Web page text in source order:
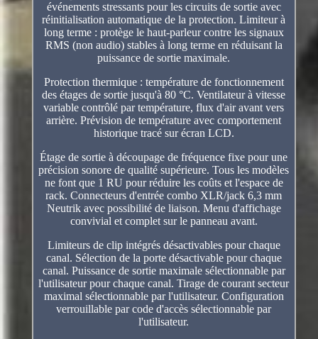
événements stressants pour les circuits de sortie avec
réinitialisation automatique de la protection. Limiteur à
long terme : protège le haut-parleur contre les signaux
RMS (non audio) stables à long terme en réduisant la
puissance de sortie maximale.
Protection thermique : température de fonctionnement
des étages de sortie jusqu'à 80 °C. Ventilateur à vitesse
variable contrôlé par température, flux d'air avant vers
arrière. Prévision de température avec comportement
historique tracé sur écran LCD.
Étage de sortie à découpage de fréquence fixe pour une
précision sonore de qualité supérieure. Tous les modèles
ne font que 1 RU pour réduire les coûts et l'espace de
rack. Connecteurs d'entrée combo XLR/jack 6,3 mm
Neutrik avec possibilité de liaison. Menu d'affichage
convivial et complet sur le panneau avant.
Limiteurs de clip intégrés désactivables pour chaque
canal. Sélection de la porte désactivable pour chaque
canal. Puissance de sortie maximale sélectionnable par
l'utilisateur pour chaque canal. Tirage de courant secteur
maximal sélectionnable par l'utilisateur. Configuration
verrouillable par code d'accès sélectionnable par
l'utilisateur.